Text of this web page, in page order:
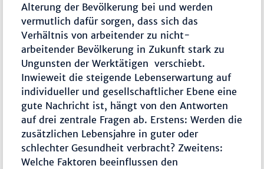
Alterung der Bevölkerung bei und werden
vermutlich dafür sorgen, dass sich das
Verhältnis von arbeitender zu nicht-
arbeitender Bevölkerung in Zukunft stark zu
Ungunsten der Werktätigen verschiebt.
Inwieweit die steigende Lebenserwartung auf
individueller und gesellschaftlicher Ebene eine
gute Nachricht ist, hängt von den Antworten
auf drei zentrale Fragen ab. Erstens: Werden die
zusätzlichen Lebensjahre in guter oder
schlechter Gesundheit verbracht? Zweitens:
Welche Faktoren beeinflussen den